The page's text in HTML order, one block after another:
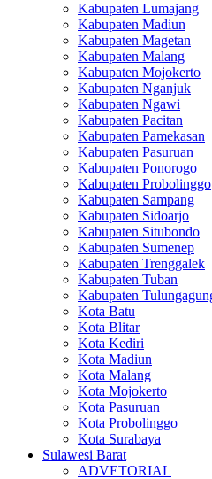
Kabupaten Lumajang
Kabupaten Madiun
Kabupaten Magetan
Kabupaten Malang
Kabupaten Mojokerto
Kabupaten Nganjuk
Kabupaten Ngawi
Kabupaten Pacitan
Kabupaten Pamekasan
Kabupaten Pasuruan
Kabupaten Ponorogo
Kabupaten Probolinggo
Kabupaten Sampang
Kabupaten Sidoarjo
Kabupaten Situbondo
Kabupaten Sumenep
Kabupaten Trenggalek
Kabupaten Tuban
Kabupaten
Kota Batu
Kota Blitar
Kota Kediri
Kota Madiun
Kota Malang
Kota Mojokerto
Kota Pasuruan
Kota Probolinggo
Kota Surabaya
Sulawesi Barat
ADVETORIAL